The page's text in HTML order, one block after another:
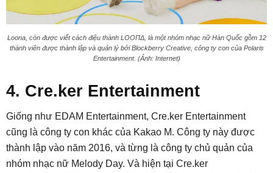
Loona, còn được viết cách điệu thành LOOΠΔ, là một nhóm nhạc nữ Hàn Quốc gồm 12
thành viên được thành lập và quản lý bởi Blockberry Creative, công ty con của Polaris
Entertainment. (Ảnh: Internet)
4. Cre.ker Entertainment
Giống như EDAM Entertainment, Cre.ker Entertainment
cũng là công ty con khác của Kakao M. Công ty này được
thành lập vào năm 2016, và từng là công ty chủ quản của
nhóm nhạc nữ Melody Day. Và hiện tại Cre.ker